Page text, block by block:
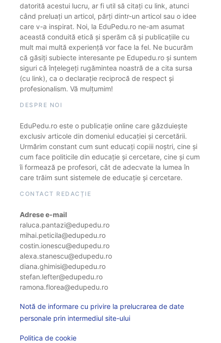
datorită acestui lucru, ar fi util să citați cu link, atunci
când preluați un articol, părți dintr-un articol sau o idee
care v-a inspirat. Noi, la EduPedu.ro ne-am asumat
această conduită etică și sperăm că și publicațiile cu
mult mai multă experiență vor face la fel. Ne bucurăm
că găsiți subiecte interesante pe Edupedu.ro și suntem
siguri că înțelegeți rugămintea noastră de a cita sursa
(cu link), ca o declarație reciprocă de respect și
profesionalism. Vă mulțumim!
DESPRE NOI
EduPedu.ro este o publicație online care găzduiește
exclusiv articole din domeniul educației și cercetării.
Urmărim constant cum sunt educați copiii noștri, cine și
cum face politicile din educație și cercetare, cine și cum
îi formează pe profesori, cât de adecvate la lumea în
care trăim sunt sistemele de educație și cercetare.
CONTACT REDACȚIE
Adrese e-mail
raluca.pantazi@edupedu.ro
mihai.peticila@edupedu.ro
costin.ionescu@edupedu.ro
alexa.stanescu@edupedu.ro
diana.ghimisi@edupedu.ro
stefan.lefter@edupedu.ro
ramona.florea@edupedu.ro
Notă de informare cu privire la prelucrarea de date
personale prin intermediul site-ului
Politica de cookie